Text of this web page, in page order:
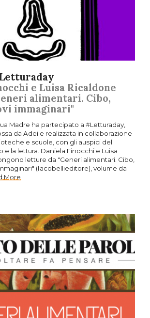
e Luisa Ricaldone
alimentari. Cibo,
immaginari"
Madre ha partecipato a #Letturaday,
da Adei e realizzata in collaborazione
e scuole, con gli auspici del
e la lettura. Daniela Finocchi e Luisa
letture da "Generi alimentari. Cibo,
(Iacobellieditore), volume da
More